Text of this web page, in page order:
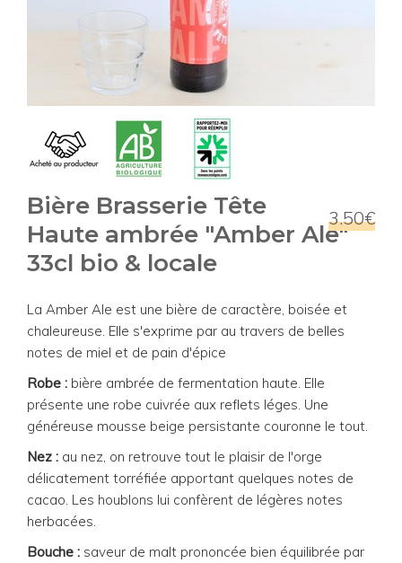
3.50€
Bière Brasserie Tête
Haute ambrée "Amber Ale"
33cl bio & locale
La Amber Ale est une bière de caractère, boisée et
chaleureuse. Elle s'exprime par au travers de belles
notes de miel et de pain d'épice
Robe : bière ambrée de fermentation haute. Elle
présente une robe cuivrée aux reflets léges. Une
généreuse mousse beige persistante couronne le tout.
Nez : au nez, on retrouve tout le plaisir de l'orge
délicatement torréfiée apportant quelques notes de
cacao. Les houblons lui confèrent de légères notes
herbacées.
Bouche : saveur de malt prononcée bien équilibrée par